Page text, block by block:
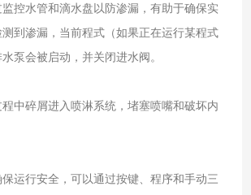
控水管和滴水盘以防渗漏，有助于确保实
到渗漏，当前程式（如果正在运行某程式
泵会被启动，并关闭进水阀。
中碎屑进入喷淋系统，堵塞喷嘴和破坏内
运行安全，可以通过按键、程序和手动三